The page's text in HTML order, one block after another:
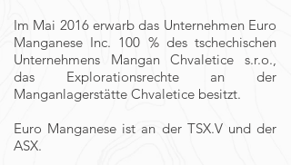
Im Mai 2016 erwarb das Unternehmen Euro
Manganese Inc. 100 % des tschechischen
Unternehmens Mangan Chvaletice s.r.o.,
das Explorationsrechte an der
Manganlagerstätte Chvaletice besitzt.
Euro Manganese ist an der TSX.V und der
ASX.